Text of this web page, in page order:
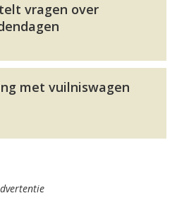
vragen over
met vuilniswagen